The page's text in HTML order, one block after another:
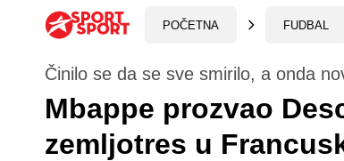
POČETNA FUDBAL
Činilo se da se sve smirilo, a onda
Mbappe prozvao
zemljotres u